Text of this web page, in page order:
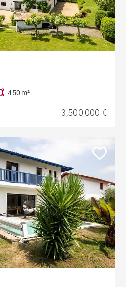
450 m²
3,500,000 €